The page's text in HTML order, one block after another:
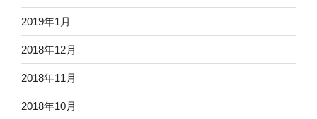
2019年1月
2018年12月
2018年11月
2018年10月